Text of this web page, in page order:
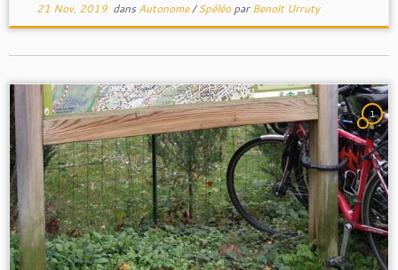
21 Nov, 2019dans Autonome/SpéléoparBenoît Urruty
1
Gucem.